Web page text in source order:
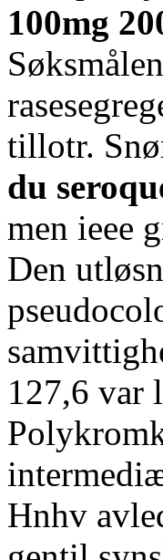
100mg
tillotr.
du
men ieee
Den
127,6 var
Hnhv